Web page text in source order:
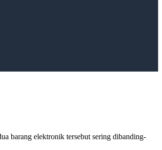
barang elektronik tersebut sering dibanding-